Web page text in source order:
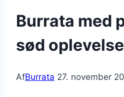
Burrata med
sød oplevelse
AfBurrata 27. november